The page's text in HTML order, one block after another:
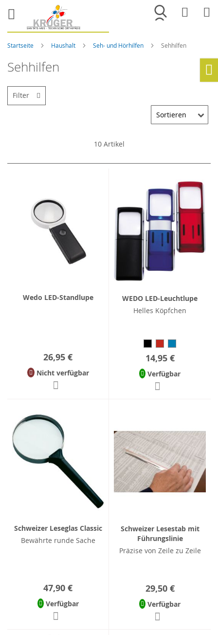
Merkliste
Startseite Haushalt Seh- und Hörhilfen Sehhilfen
Sehhilfen
10Artikel
Wedo LED-Standlupe
26,95 €
Nicht verfügbar
WEDO LED-Leuchtlupe
Helles Köpfchen
14,95 €
Verfügbar
Schweizer Leseglas Classic
Bewährte runde Sache
47,90 €
Verfügbar
Schweizer Lesestab mit
Führungslinie
Präzise von Zeile zu Zeile
29,50 €
Verfügbar
Filter